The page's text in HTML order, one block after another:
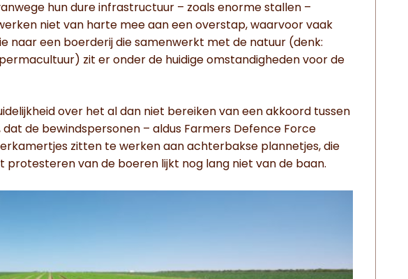
hun dure infrastructuur – zoals enorme stallen –
niet van harte mee aan een overstap, waarvoor vaak
naar een boerderij die samenwerkt met de natuur (denk:
zit er onder de huidige omstandigheden voor de
over het al dan niet bereiken van een akkoord tussen
de bewindspersonen – aldus Farmers Defence Force
zitten te werken aan achterbakse plannetjes, die
protesteren van de boeren lijkt nog lang niet van de baan.